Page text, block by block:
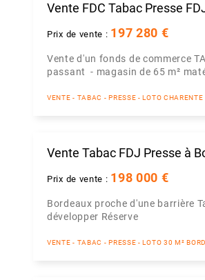
Vente FDC Tabac Presse
Prix de vente : 197 280 €
Vente d'un fonds de commerce
passant - magasin de 65 m²
VENTE - TABAC - PRESSE - LOTO CHARENTE
Vente Tabac FDJ Presse à
Prix de vente : 198 000 €
Bordeaux proche d'une barrière
développer Réserve
VENTE - TABAC - PRESSE - LOTO 30 M²